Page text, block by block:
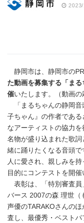
静岡市は、静岡市のPR
た動画を募集する「ま
催いたします。（動画の
「まるちゃんの静岡音
子ちゃん』の作者であ
なアーティストの協力
名物が盛り込まれた歌
緒に踊りたくなる音頭
人に愛され、親しみを
目的にコンテストを開催
表彰は、「特別審査員
バース 2007の森 理世（
声優のTARAKOさんの
査し、最優秀・ベスト